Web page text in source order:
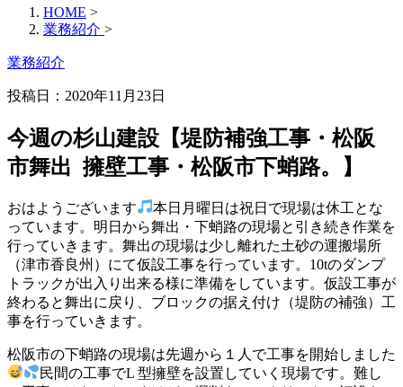
HOME >
業務紹介 >
業務紹介
投稿日：2020年11月23日
今週の杉山建設【堤防補強工事・松阪
市舞出 擁壁工事・松阪市下蛸路。】
おはようございます
本日月曜日は祝日で現場は休工とな
っています。明日から舞出・下蛸路の現場と引き続き作業を
行っていきます。舞出の現場は少し離れた土砂の運搬場所
（津市香良州）にて仮設工事を行っています。10tのダンプ
トラックが出入り出来る様に準備をしています。仮設工事が
終わると舞出に戻り、ブロックの据え付け（堤防の補強）工
事を行っていきます。
松阪市の下蛸路の現場は先週から１人で工事を開始しました
民間の工事でL 型擁壁を設置していく現場です。難し